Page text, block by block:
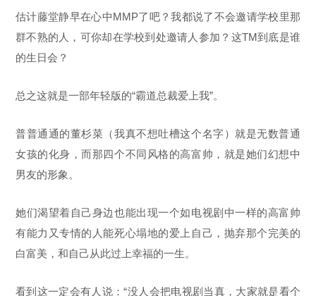
估计藤堂静早在心中MMP了吧？我都说了不会邀请学校里那
群不熟的人，可你却在学校到处邀请人参加？这TM到底是谁
的生日会？
总之这就是一部年轻版的“霸道总裁爱上我”。
普普通通的董杉菜（我真不想吐槽这个名字）就是无数普通
女孩的化身，而那四个不同风格的高富帅，就是她们幻想中
男友的形象。
她们渴望着自己身边也能出现一个如电视剧中一样的高富帅
有能力又专情的人能死心塌地的爱上自己，抛弃那个完美的
白富美，和自己从此过上幸福的一生。
看到这一定会有人说：“没人会把电视剧当真，大家就是看个